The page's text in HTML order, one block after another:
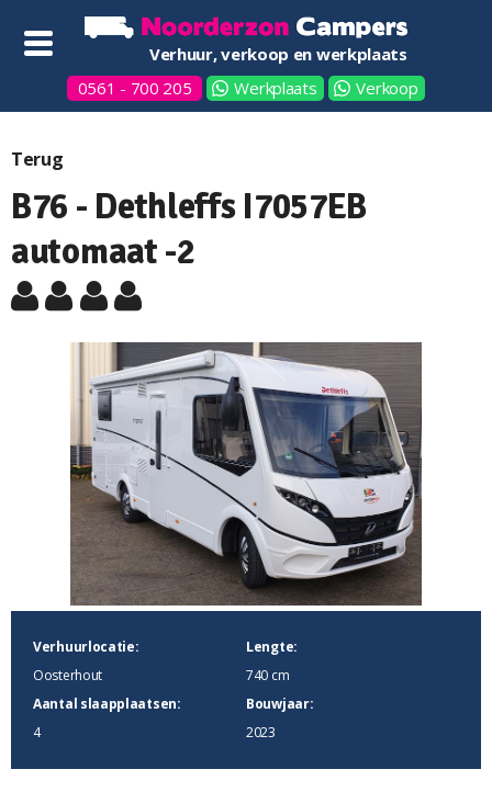
Verhuur, verkoop en werkplaats
0561 - 700 205
Werkplaats Verkoop
Terug
B76 - Dethleffs I7057EB
automaat -2
Verhuurlocatie:
Oosterhout
Lengte:
740 cm
Aantal slaapplaatsen:
4
Bouwjaar:
2023